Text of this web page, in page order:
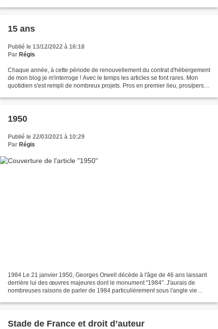
15 ans
Publié le 13/12/2022 à 16:18
Par Régis
Chaque année, à cette période de renouvellement du contrat d'hébergement
de mon blog je m'interroge ! Avec le temps les articles se font rares. Mon
quotidien s'est rempli de nombreux projets. Pros en premier lieu, pros/perso
1950
Publié le 22/03/2021 à 10:29
Par Régis
1984 Le 21 janvier 1950, Georges Orwell décède à l'âge de 46 ans laissant
derrière lui des œuvres majeures dont le monument "1984". J'aurais de
nombreuses raisons de parler de 1984 particulièrement sous l'angle vie
Stade de France et droit d’auteur